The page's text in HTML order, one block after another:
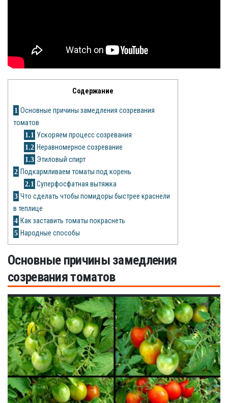
О сайте
Содержание
1 Основные причины замедления созревания
томатов
1.1 Ускоряем процесс созревания
1.2 Неравномерное созревание
1.3 Этиловый спирт
2 Подкармливаем томаты под корень
2.1 Суперфосфатная вытяжка
3 Что сделать чтобы помидоры быстрее краснели
в теплице
4 Как заставить томаты покраснеть
5 Народные способы
Основные причины замедления
созревания томатов